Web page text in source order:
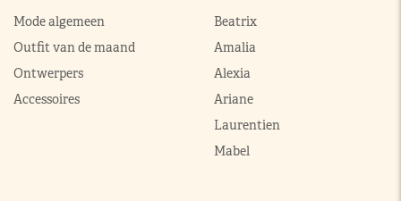
Mode algemeen
Outfit van de maand
Ontwerpers
Accessoires
Beatrix
Amalia
Alexia
Ariane
Laurentien
Mabel